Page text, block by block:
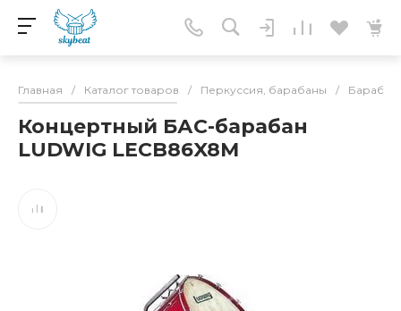
Главная / Каталог товаров / Перкуссия, барабаны /
Концертный БАС-барабан
LUDWIG LECB86X8M